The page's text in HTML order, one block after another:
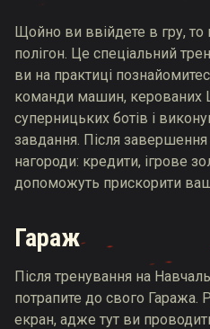
Щойно ви ввійдете в гру, то
полігон. Це спеціальний
ви на практиці
команди машин, керованих
суперницьких ботів і
завдання. Після завершення
нагороди: кредити, ігрове
допоможуть прискорити
Гараж
Після тренування на
потрапите до свого Гаража.
екран, адже тут ви